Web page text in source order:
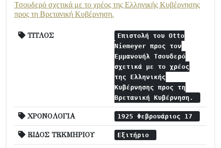
Τσουδερό σχετικά με το χρέος της Ελληνικής Κυβέρνησης
προς τη Βρετανική Κυβέρνηση.
ΤΙΤΛΟΣ
Επιστολή του Otto
Niemeyer προς τον
Εμμανουήλ Τσουδερό
σχετικά με το χρέος
της Ελληνικής
Κυβέρνησης προς τη
Βρετανική Κυβέρνηση.
ΧΡΟΝΟΛΟΓΙΑ 1925 Φεβρουάριος 17
ΕΙΔΟΣ ΤΕΚΜΗΡΙΟΥ Εξιτήριο